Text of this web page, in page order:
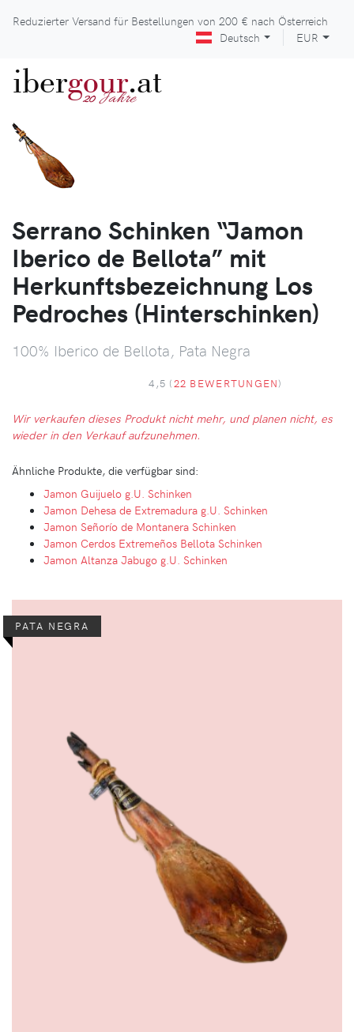
Reduzierter Versand für Bestellungen von 200 € nach Österreich
Deutsch
EUR
ibergour
20 Jahre.at
PATA NEGRA
Serrano Schinken “Jamon
Iberico de Bellota” mit
Herkunftsbezeichnung Los
Pedroches (Hinterschinken)
100% Iberico de Bellota, Pata Negra
4,5 (22 BEWERTUNGEN)
Wir verkaufen dieses Produkt nicht mehr, und planen nicht, es
wieder in den Verkauf aufzunehmen.
Ähnliche Produkte, die verfügbar sind:
Jamon Guijuelo g.U. Schinken
Jamon Dehesa de Extremadura g.U. Schinken
Jamon Señorío de Montanera Schinken
Jamon Cerdos Extremeños Bellota Schinken
Jamon Altanza Jabugo g.U. Schinken